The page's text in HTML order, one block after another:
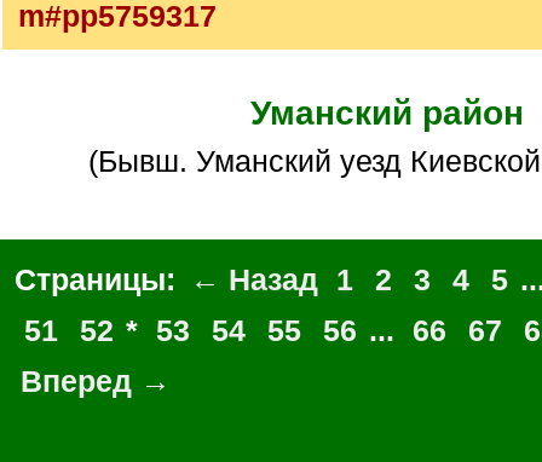
m#pp5759317
Уманский район
(бывш. Уманский уезд
Страницы: ← Назад 1 2 3 4 5
51
52 * 53 54 55 56 ... 66 67
Вперед →